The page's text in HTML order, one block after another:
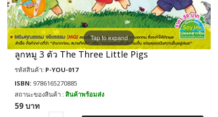
Tap to expand
ลูกหมู 3 ตัว The Three Little Pigs
รหัสสินค้า: P-YOU-017
ISBN: 9786165270885
สถานะของสินค้า : สินค้าพร้อมส่ง
59 บาท